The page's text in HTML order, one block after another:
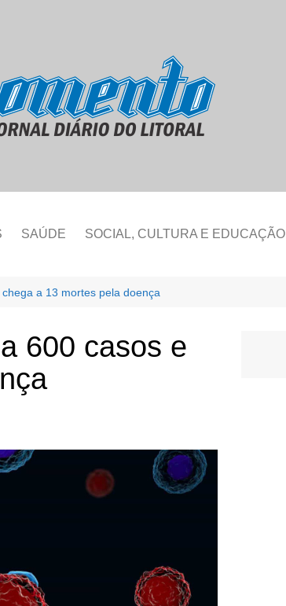
SAÚDE SOCIAL, CULTURA E EDUCAÇÃO
a 13 mortes pela doença
600 casos e